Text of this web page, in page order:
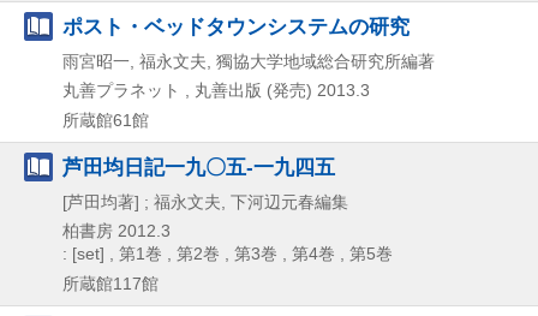
ポスト・ベッドタウンシステムの研究
雨宮昭一, 福永文夫, 獨協大学地域総合研究所編著
丸善プラネット , 丸善出版 (発売) 2013.3
所蔵館61館
芦田均日記一九〇五-一九四五
[芦田均著] ; 福永文夫, 下河辺元春編集
柏書房 2012.3
: [set] , 第1巻 , 第2巻 , 第3巻 , 第4巻 , 第5巻
所蔵館117館